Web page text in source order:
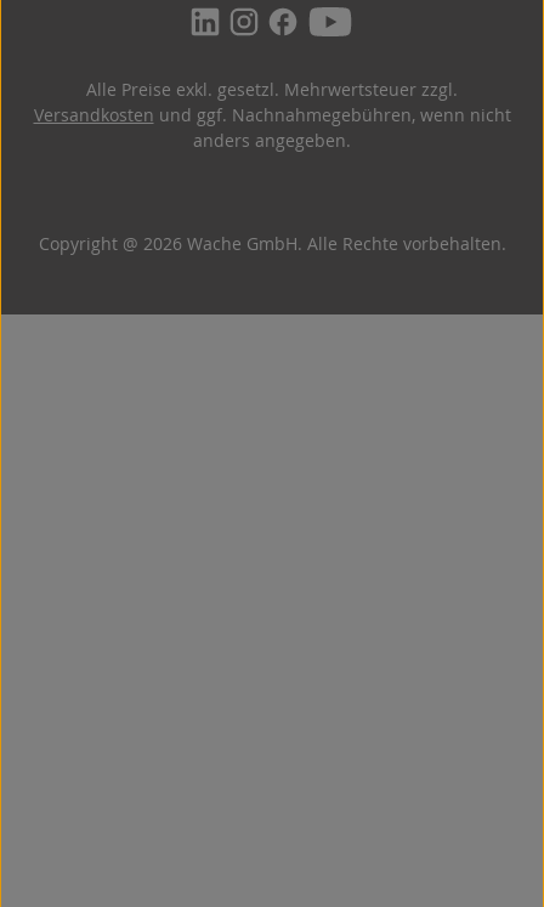
Copyright @ 2026 Wache GmbH. Alle Rechte vorbehalten.
Alle Preise exkl. gesetzl. Mehrwertsteuer zzgl.
Versandkosten und ggf. Nachnahmegebühren, wenn nicht
anders angegeben.